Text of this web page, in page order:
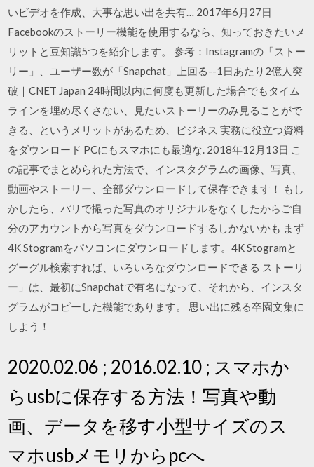
いビデオを作成、大事な思い出を共有… 2017年6月27日
Facebookのストーリー機能を使用するなら、知っておきたいメ
リットと豆知識5つを紹介します。 参考：Instagramの「ストー
リー」、ユーザー数が「Snapchat」上回る--1日あたり2億人突
破｜CNET Japan 24時間以内に何度も更新した場合でもタイム
ラインを埋め尽くさない、見たいストーリーのみ見ることがで
きる、というメリットがあるため、ビジネス 実務に役立つ資料
をダウンロード PCにもスマホにも最適な. 2018年12月13日 こ
の記事でまとめられた方法で、インスタグラムの画像、写真、
動画やストーリー、全部ダウンロードして保存できます！ もし
かしたら、パリで撮った写真のオリジナルをなくしたからご自
分のアカウントから写真をダウンロードするしかないかも まず
4K Stogramをパソコンにダウンロードします。4K Stogramと
グーグル検索すれば、いろいろなダウンロードできる ストーリ
ー」は、最初にSnapchatで有名になって、それから、インスタ
グラムがコピーした機能であります。 思い出に残る卒園文集に
しよう！
2020.02.06 ; 2016.02.10 ; スマホか
らusbに保存する方法！写真や動
画、データを移す小型サイズのス
マホusbメモリからpcへ